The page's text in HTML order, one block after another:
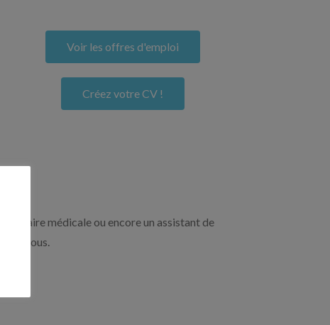
Voir les offres d'emploi
Créez votre CV !
médicale ou encore un assistant de
dessous.